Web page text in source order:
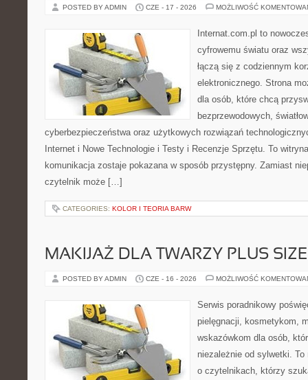
POSTED BY ADMIN CZE - 17 - 2026 MOŻLIWOŚĆ
Internat.com.pl to
cyfrowemu światu oraz
łączą się z codziennym
elektronicznego. Strona
dla osób, które chcą
bezprzewodowych,
cyberbezpieczeństwa oraz użytkowych rozwiązań
Internet i Nowe Technologie i Testy i Recenzje Sprzętu. To
komunikacja zostaje pokazana w sposób przystępny. Zamiast
czytelnik może […]
CATEGORIES: KOLOR I TEORIA BARW
MAKIJAŻ DLA TWARZY PLUS SIZE
POSTED BY ADMIN CZE - 16 - 2026 MOŻLIWOŚĆ
Serwis poradnikowy
pielęgnacji, kosmetykom,
wskazówkom dla osób,
niezależnie od sylwetki.
o czytelnikach, którzy